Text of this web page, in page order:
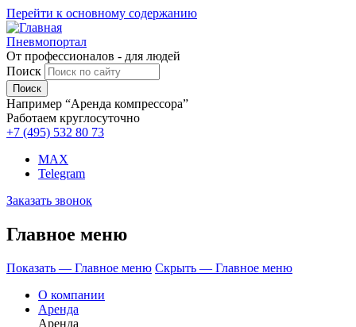
Перейти к основному содержанию
Пневмопортал
От профессионалов - для людей
Поиск
Например “Аренда компрессора”
Работаем круглосуточно
+7 (495) 532 80 73
MAX
Telegram
Заказать звонок
Главное меню
Показать — Главное меню Скрыть — Главное меню
О компании
Аренда
Аренда